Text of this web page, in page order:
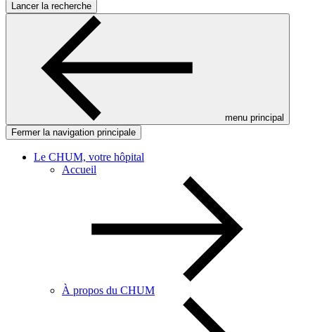
Lancer la recherche
menu principal
Fermer la navigation principale
Le CHUM, votre hôpital
Accueil
À propos du CHUM